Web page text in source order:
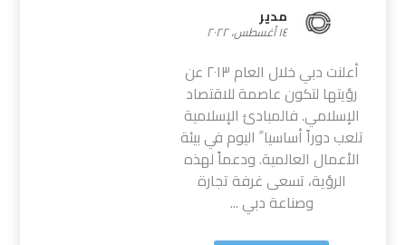
مدیر
١٤ أغسطس، ٢٠٢٢
أعلنت دبي خلال العام ٢٠١٣ عن
رؤيتها لتكون عاصمة للاقتصاد
الإسلامي. فالمبادئ الإسلامية
تلعب دوراً أساسيا ً اليوم في بيئة
الأعمال العالمية. ودعماً لهذه
الرؤية، تسعى غرفة تجارة
وصناعة دبي ...